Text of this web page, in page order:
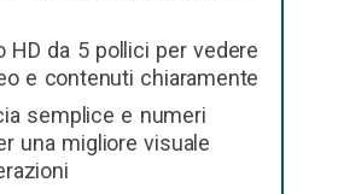
HD da 5 pollici per vedere
e contenuti chiaramente
semplice e numeri
una migliore visuale